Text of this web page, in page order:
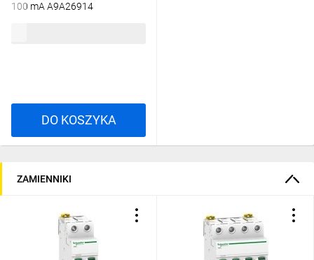
100 mA A9A26914
DO KOSZYKA
ZAMIENNIKI